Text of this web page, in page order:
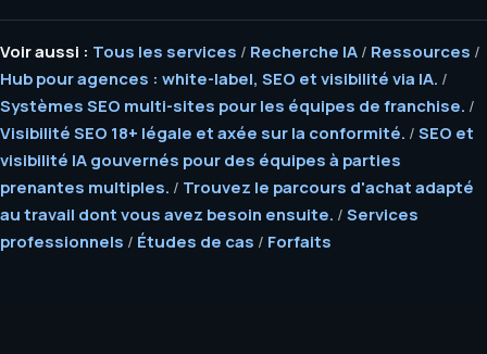
Voir aussi : Tous les services / Recherche IA / Ressources /
Hub pour agences : white-label, SEO et visibilité via IA. /
Systèmes SEO multi-sites pour les équipes de franchise. /
Visibilité SEO 18+ légale et axée sur la conformité. / SEO et
visibilité IA gouvernés pour des équipes à parties
prenantes multiples. / Trouvez le parcours d'achat adapté
au travail dont vous avez besoin ensuite. / Services
professionnels / Études de cas / Forfaits